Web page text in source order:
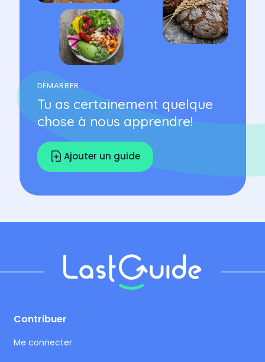
DÉMARRER
Tu as certainement quelque
chose à nous apprendre!
Ajouter un guide
Contribuer
Me connecter